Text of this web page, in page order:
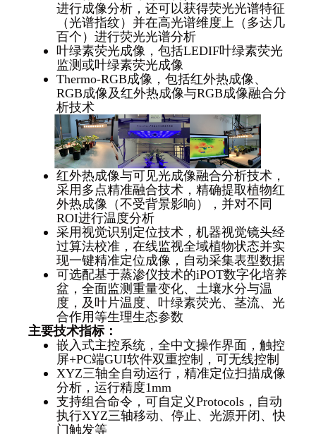
进行成像分析，还可以获得荧光光谱特征
（光谱指纹）并在高光谱维度上（多达几
百个）进行荧光光谱分析
叶绿素荧光成像，包括LEDIF叶绿素荧光
监测或叶绿素荧光成像
Thermo-RGB成像，包括红外热成像、
RGB成像及红外热成像与RGB成像融合分
析技术
红外热成像与可见光成像融合分析技术，
采用多点精准融合技术，精确提取植物红
外热成像（不受背景影响），并对不同
ROI进行温度分析
采用视觉识别定位技术，机器视觉镜头经
过算法校准，在线监视全域植物状态并实
现一键精准定位成像，自动采集表型数据
可选配基于蒸渗仪技术的iPOT数字化培养
盆，全面监测重量变化、土壤水分与温
度，及叶片温度、叶绿素荧光、茎流、光
合作用等生理生态参数
主要技术指标：
嵌入式主控系统，全中文操作界面，触控
屏+PC端GUI软件双重控制，可无线控制
XYZ三轴全自动运行，精准定位扫描成像
分析，运行精度1mm
支持组合命令，可自定义Protocols，自动
执行XYZ三轴移动、停止、光源开闭、快
门触发等